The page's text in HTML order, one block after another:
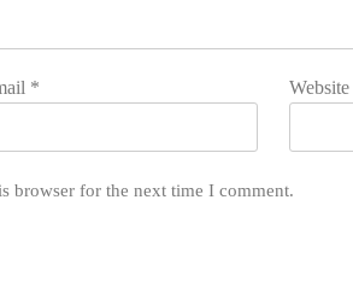
* Website
browser for the next time I comment.